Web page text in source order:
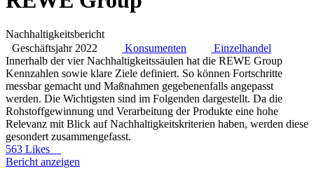
Nachhaltigkeitsbericht
Geschäftsjahr 2022
Konsumenten
Einzelhandel
Innerhalb der vier Nachhaltigkeitssäulen hat die REWE Group
Kennzahlen sowie klare Ziele definiert. So können Fortschritte
messbar gemacht und Maßnahmen gegebenenfalls angepasst
werden. Die Wichtigsten sind im Folgenden dargestellt. Da die
Rohstoffgewinnung und Verarbeitung der Produkte eine hohe
Relevanz mit Blick auf Nachhaltigkeitskriterien haben, werden diese
gesondert zusammengefasst.
563 Likes
Bericht anzeigen